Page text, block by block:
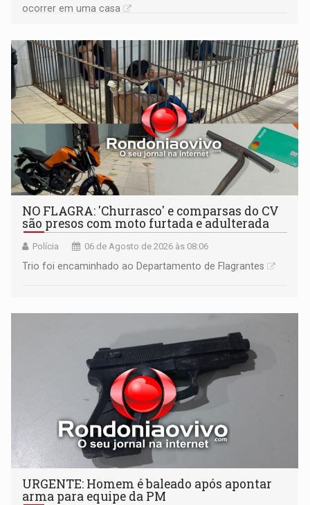
ocorrer em uma casa
NO FLAGRA: 'Churrasco' e comparsas do CV
são presos com moto furtada e adulterada
Polícia 06 de Agosto de 2026 às 08:06
Trio foi encaminhado ao Departamento de Flagrantes
URGENTE: Homem é baleado após apontar
arma para equipe da PM